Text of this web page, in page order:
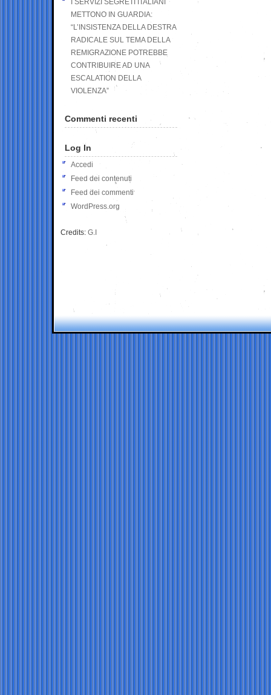
I SERVIZI SEGRETI ITALIANI
METTONO IN GUARDIA:
“L’INSISTENZA DELLA DESTRA
RADICALE SUL TEMA DELLA
REMIGRAZIONE POTREBBE
CONTRIBUIRE AD UNA
ESCALATION DELLA
VIOLENZA”
Commenti recenti
Log In
Accedi
Feed dei contenuti
Feed dei commenti
WordPress.org
Credits: G.I